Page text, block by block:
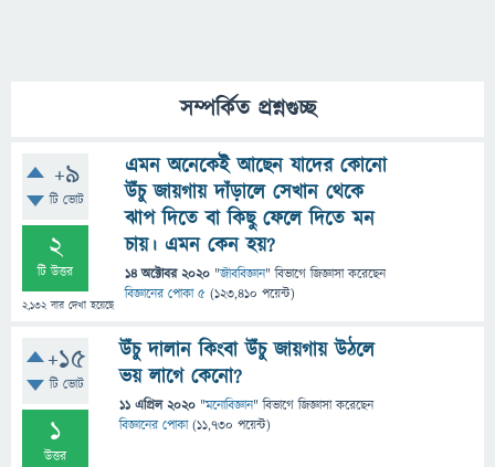
সম্পর্কিত প্রশ্নগুচ্ছ
+9
টি ভোট
2
টি উত্তর
2,132বার দেখা হয়েছে
এমন অনেকেই আছেন যাদের কোনো
উঁচু জায়গায় দাঁড়ালে সেখান থেকে
ঝাপ দিতে বা কিছু ফেলে দিতে মন
চায়। এমন কেন হয়?
14 অক্টোবর 2020 "জীববিজ্ঞান" বিভাগে জিজ্ঞাসাকরেছেন
বিজ্ঞানের পোকা ৫ (123,410 পয়েন্ট)
+15
টি ভোট
1
উত্তর
উঁচু দালান কিংবা উঁচু জায়গায় উঠলে
ভয় লাগে কেনো?
11 এপ্রিল 2020 "মনোবিজ্ঞান" বিভাগে জিজ্ঞাসাকরেছেন
বিজ্ঞানের পোকা (11,730 পয়েন্ট)